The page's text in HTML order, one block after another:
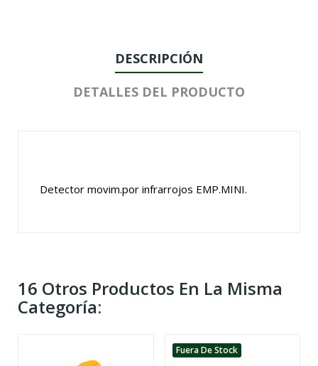
DESCRIPCIÓN
DETALLES DEL PRODUCTO
Detector movim.por infrarrojos EMP.MINI.
16 Otros Productos En La Misma
Categoría:
Fuera De Stock